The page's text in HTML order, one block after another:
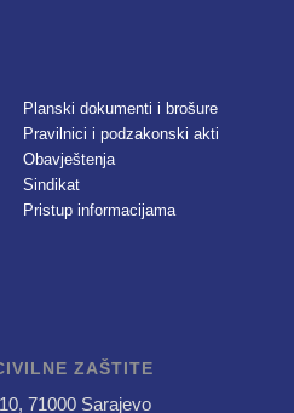
Planski dokumenti i brošure
Pravilnici i podzakonski akti
Obavještenja
Sindikat
Pristup informacijama
ZAŠTITE
71000 Sarajevo